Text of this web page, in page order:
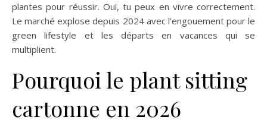
plantes pour réussir. Oui, tu peux en vivre correctement.
Le marché explose depuis 2024 avec l’engouement pour le
green lifestyle et les départs en vacances qui se
multiplient.
Pourquoi le plant sitting
cartonne en 2026